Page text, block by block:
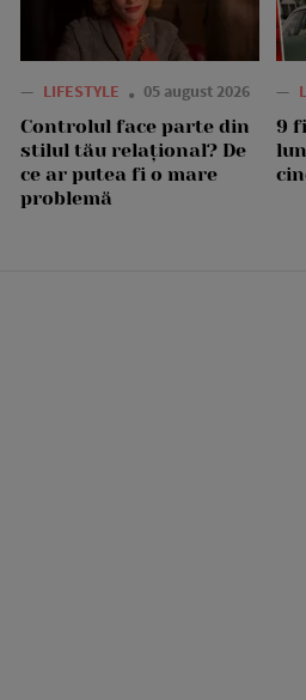
— LIFESTYLE 05 august 2026
Controlul face parte din
stilul tău relațional? De
ce ar putea fi o mare
problemă
—
9